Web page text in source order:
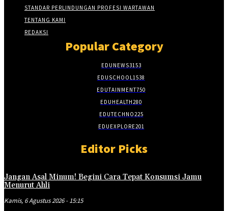
STANDAR PERLINDUNGAN PROFESI WARTAWAN
TENTANG KAMI
REDAKSI
Popular Category
EDUNEWS3153
EDUSCHOOL1538
EDUTAINMENT750
EDUHEALTH280
EDUTECHNO225
EDUEXPLORE201
Editor Picks
Jangan Asal Minum! Begini Cara Tepat Konsumsi Jamu
Menurut Ahli
Kamis, 6 Agustus 2026 - 15:15